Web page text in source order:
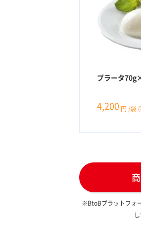
ブラータ
4,200 円 /袋
※BtoBプラットフォ